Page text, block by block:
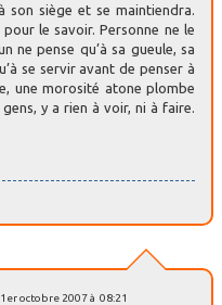
son siège et se maintiendra.
le savoir. Personne ne le
ne pense qu’à sa gueule, sa
se servir avant de penser à
une morosité atone plombe
y a rien à voir, ni à faire.
octobre 2007 à 08:21